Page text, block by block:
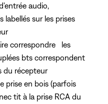
audio,
labellés sur les prises
correspondre
les
bts correspondent
du récepteur
prise en bois (parfois
tit à la prise RCA du